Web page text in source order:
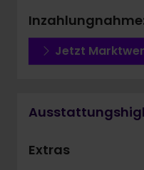
Jetzt
Extras